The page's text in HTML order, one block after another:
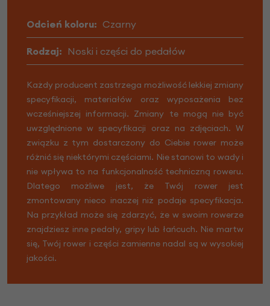
Odcień koloru: Czarny
Rodzaj: Noski i części do pedałów
Każdy producent zastrzega możliwość lekkiej zmiany
specyfikacji, materiałów oraz wyposażenia bez
wcześniejszej informacji. Zmiany te mogą nie być
uwzględnione w specyfikacji oraz na zdjęciach. W
związku z tym dostarczony do Ciebie rower może
różnić się niektórymi częściami. Nie stanowi to wady i
nie wpływa to na funkcjonalność techniczną roweru.
Dlatego możliwe jest, że Twój rower jest
zmontowany nieco inaczej niż podaje specyfikacja.
Na przykład może się zdarzyć, że w swoim rowerze
znajdziesz inne pedały, gripy lub łańcuch. Nie martw
się, Twój rower i części zamienne nadal są w wysokiej
jakości.